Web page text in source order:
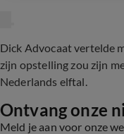
Dick Advocaat vertelde
zijn opstelling zou zijn
Nederlands elftal.
Ontvang onze
Meld je aan voor onze